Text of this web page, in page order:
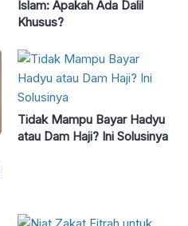
Islam: Apakah Ada Dalil
Khusus?
Tidak Mampu Bayar Hadyu
atau Dam Haji? Ini Solusinya